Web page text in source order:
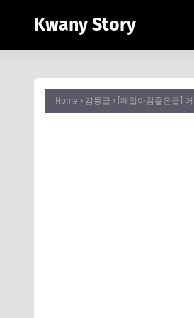
Kwany Story
Home 감동글 [매일아침좋은글]